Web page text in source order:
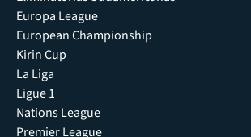
Europa League
European Championship
Kirin Cup
La Liga
Ligue 1
Nations League
Premier League